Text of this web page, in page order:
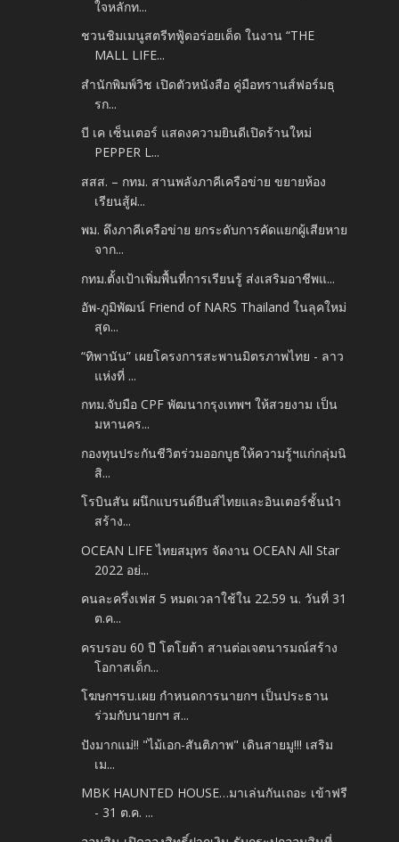
ใจหลักท...
ชวนชิมเมนูสตรีทฟู้ดอร่อยเด็ด ในงาน “THE
MALL LIFE...
สำนักพิมพ์วิช เปิดตัวหนังสือ คู่มือทรานส์ฟอร์มธุ
รก...
บี เค เซ็นเตอร์ แสดงความยินดีเปิดร้านใหม่
PEPPER L...
สสส. – กทม. สานพลังภาคีเครือข่าย ขยายห้อง
เรียนสู้ฝ...
พม. ดึงภาคีเครือข่าย ยกระดับการคัดแยกผู้เสียหาย
จาก...
กทม.ตั้งเป้าเพิ่มพื้นที่การเรียนรู้ ส่งเสริมอาชีพแ...
อัพ-ภูมิพัฒน์ Friend of NARS Thailand ในลุคใหม่
สุด...
“ทิพานัน” เผยโครงการสะพานมิตรภาพไทย - ลาว
แห่งที่ ...
กทม.จับมือ CPF พัฒนากรุงเทพฯ ให้สวยงาม​ เป็น
มหานคร...
กองทุนประกันชีวิตร่วมออกบูธให้ความรู้ฯแก่กลุ่มนิ
สิ...
โรบินสัน ผนึกแบรนด์ยีนส์ไทยและอินเตอร์ชั้นนำ
สร้าง...
OCEAN LIFE ไทยสมุทร จัดงาน OCEAN All Star
2022 อย่...
คนละครึ่งเฟส 5 หมดเวลาใช้ใน 22.59 น. วันที่ 31
ต.ค...
ครบรอบ 60 ปี โตโยต้า สานต่อเจตนารมณ์สร้าง
โอกาสเด็ก...
โฆษกฯรบ.เผย กำหนดการนายกฯ เป็นประธาน
ร่วมกับนายกฯ ส...
ปังมากแม่!! "ไม้เอก-สันติภาพ" เดินสายมู!!! เสริม
เม...
MBK HAUNTED HOUSE…มาเล่นกันเถอะ เข้าฟรี
- 31 ต.ค. ...